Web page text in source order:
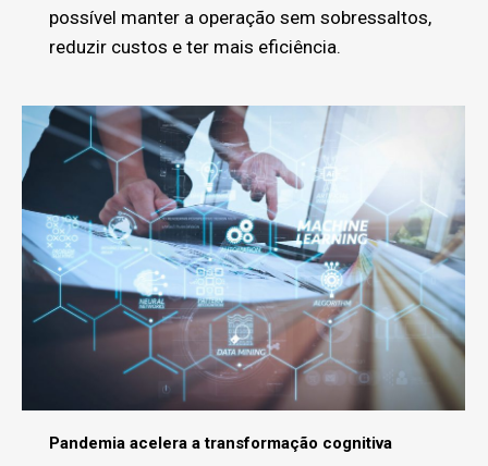
possível manter a operação sem sobressaltos,
reduzir custos e ter mais eficiência.
Pandemia acelera a transformação cognitiva